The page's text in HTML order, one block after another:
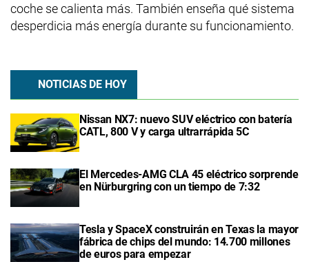
coche se calienta más. También enseña qué sistema
desperdicia más energía durante su funcionamiento.
NOTICIAS DE HOY
Nissan NX7: nuevo SUV eléctrico con batería
CATL, 800 V y carga ultrarrápida 5C
El Mercedes-AMG CLA 45 eléctrico sorprende
en Nürburgring con un tiempo de 7:32
Tesla y SpaceX construirán en Texas la mayor
fábrica de chips del mundo: 14.700 millones
de euros para empezar